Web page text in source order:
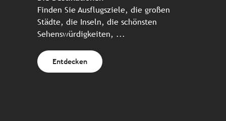
Finden Sie Ausflugsziele, die großen
Städte, die Inseln, die schönsten
Sehenswürdigkeiten, ...
Entdecken